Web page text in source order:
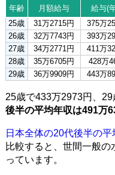
年齢 月額給与 給与(
25歳
31万2715円 375万
26歳
32万7743円 393万
27歳
34万2771円 411万
28歳
35万6705円 428万
29歳
36万9909円 443万
25歳で433万2973円、29
後半の平均年収は491万
日本全体の20代後半の平
比較すると、世間一般
っています。